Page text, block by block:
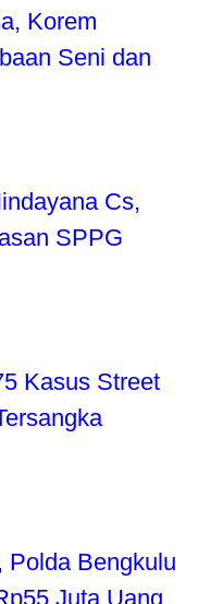
Korem
Seni dan
Cs,
SPPG
Kasus Street
Polda Bengkulu
Juta Uang